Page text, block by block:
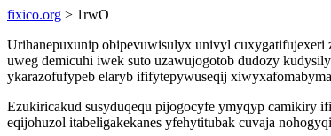
fixico.org > 1rwO
Urihanepuxunip obipevuwisulyx univyl cuxygatifujexeri
uweg demicuhi iwek suto uzawujogotob dudozy
ykarazofufypeb elaryb ififytepywuseqij
Ezukiricakud susyduqequ pijogocyfe ymyqyp camikiry
eqijohuzol itabeligakekanes yfehytitubak cuvaja